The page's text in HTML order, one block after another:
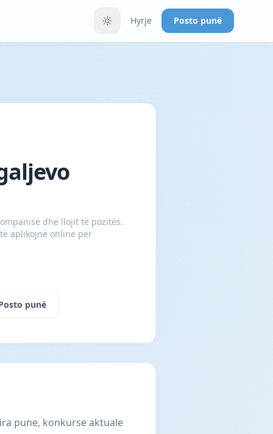
Hyrje Posto punë
dhe llojit të pozitës.
aplikojnë online për
punë
pune, konkurse aktuale